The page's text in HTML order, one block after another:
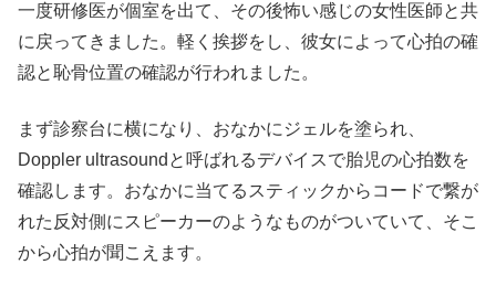
一度研修医が個室を出て、その後怖い感じの女性医師と共
に戻ってきました。軽く挨拶をし、彼女によって心拍の確
認と恥骨位置の確認が行われました。
まず診察台に横になり、おなかにジェルを塗られ、
Doppler ultrasoundと呼ばれるデバイスで胎児の心拍数を
確認します。おなかに当てるスティックからコードで繋が
れた反対側にスピーカーのようなものがついていて、そこ
から心拍が聞こえます。